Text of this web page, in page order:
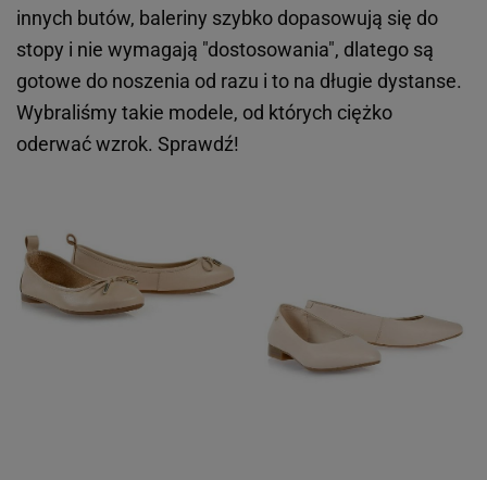
innych butów, baleriny szybko dopasowują się do
stopy i nie wymagają "dostosowania", dlatego są
gotowe do noszenia od razu i to na długie dystanse.
Wybraliśmy takie modele, od których ciężko
oderwać wzrok. Sprawdź!